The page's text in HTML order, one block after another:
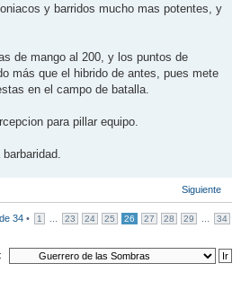
y barridos mucho mas potentes, y
de mango al 200, y los puntos de
más que el hibrido de antes, pues mete
en el campo de batalla.
para pillar equipo.
Siguiente
de 34 • 1 23 24 25 26 27 28 29 34